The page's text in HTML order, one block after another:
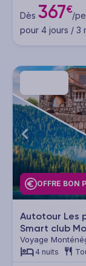
Dès 367€/
pour 4 jours / 3
OFFRE BON
Autotour Les
Smart club
Voyage
Baie de Boka /
Montenegro
4 nuits